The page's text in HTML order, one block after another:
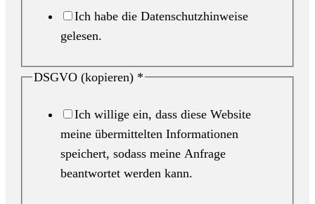
Ich habe die Datenschutzhinweise
gelesen.
DSGVO (kopieren) *
Ich willige ein, dass diese Website
meine übermittelten Informationen
speichert, sodass meine Anfrage
beantwortet werden kann.